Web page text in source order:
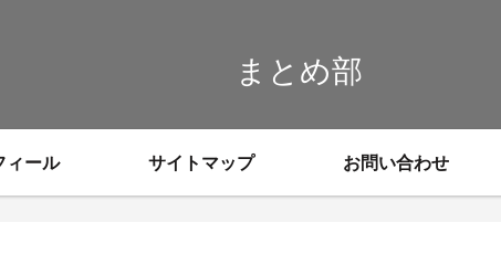
まとめ部
ィール サイトマップ お問い合わせ